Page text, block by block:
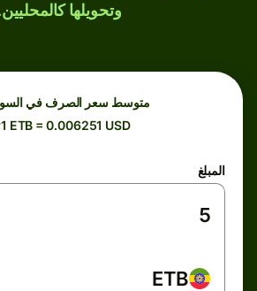
وتحويلها كالمحليين.
متوسط ​​سعر الصرف في السوق
Br1 ETB = 0.006251 USD
المبلغ
ETB